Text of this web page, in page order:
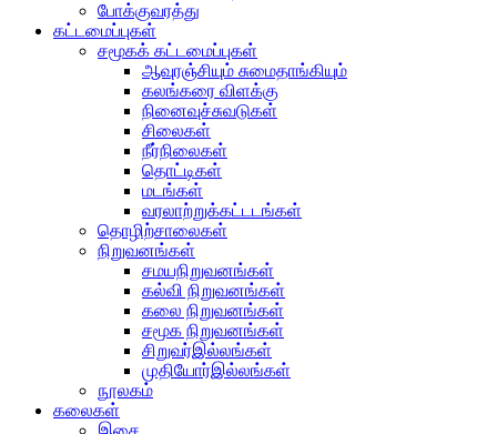
போக்குவரத்து
கட்டமைப்புகள்
சமூகக் கட்டமைப்புகள்
ஆவுரஞ்சியும் சுமைதாங்கியும்
கலங்கரை விளக்கு
நினைவுச்சுவடுகள்
சிலைகள்
நீர்நிலைகள்
தொட்டிகள்
மடங்கள்
வரலாற்றுக்கட்டடங்கள்
தொழிற்சாலைகள்
நிறுவனங்கள்
சமயநிறுவனங்கள்
கல்வி நிறுவனங்கள்
கலை நிறுவனங்கள்
சமூக நிறுவனங்கள்
சிறுவர்இல்லங்கள்
முதியோர்இல்லங்கள்
நூலகம்
கலைகள்
இசை